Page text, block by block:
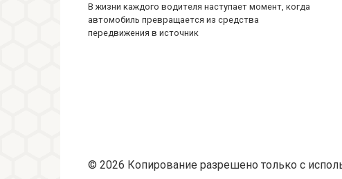
В жизни каждого водителя наступает момент, когда
автомобиль превращается из средства
передвижения в источник
© 2026 Копирование разрешено только с